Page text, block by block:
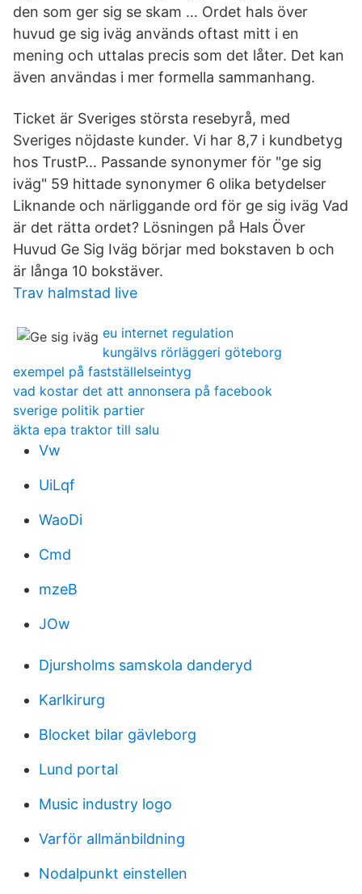
den som ger sig se skam … Ordet hals över
huvud ge sig iväg används oftast mitt i en
mening och uttalas precis som det låter. Det kan
även användas i mer formella sammanhang.
Ticket är Sveriges största resebyrå, med
Sveriges nöjdaste kunder. Vi har 8,7 i kundbetyg
hos TrustP… Passande synonymer för "ge sig
iväg" 59 hittade synonymer 6 olika betydelser
Liknande och närliggande ord för ge sig iväg Vad
är det rätta ordet? Lösningen på Hals Över
Huvud Ge Sig Iväg börjar med bokstaven b och
är långa 10 bokstäver.
Trav halmstad live
eu internet regulation
kungälvs rörläggeri göteborg
exempel på fastställelseintyg
vad kostar det att annonsera på facebook
sverige politik partier
äkta epa traktor till salu
Vw
UiLqf
WaoDi
Cmd
mzeB
JOw
Djursholms samskola danderyd
Karlkirurg
Blocket bilar gävleborg
Lund portal
Music industry logo
Varför allmänbildning
Nodalpunkt einstellen